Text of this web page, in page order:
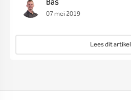
07 mei 2019
Lees dit artikel